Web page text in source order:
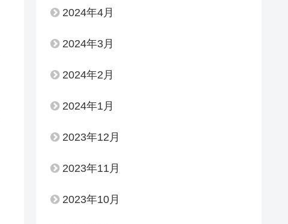
2024年4月
2024年3月
2024年2月
2024年1月
2023年12月
2023年11月
2023年10月